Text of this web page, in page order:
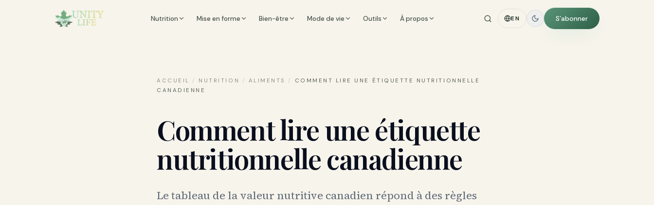
Nutrition Mise en forme Bien-être Mode de vie Outils À propos EN S’abonner
ACCUEIL / NUTRITION / ALIMENTS /
COMMENT LIRE UNE ÉTIQUETTE NUTRITIONNELLE
CANADIENNE
Comment lire une étiquette
nutritionnelle canadienne
Le tableau de la valeur nutritive canadien répond à des règles